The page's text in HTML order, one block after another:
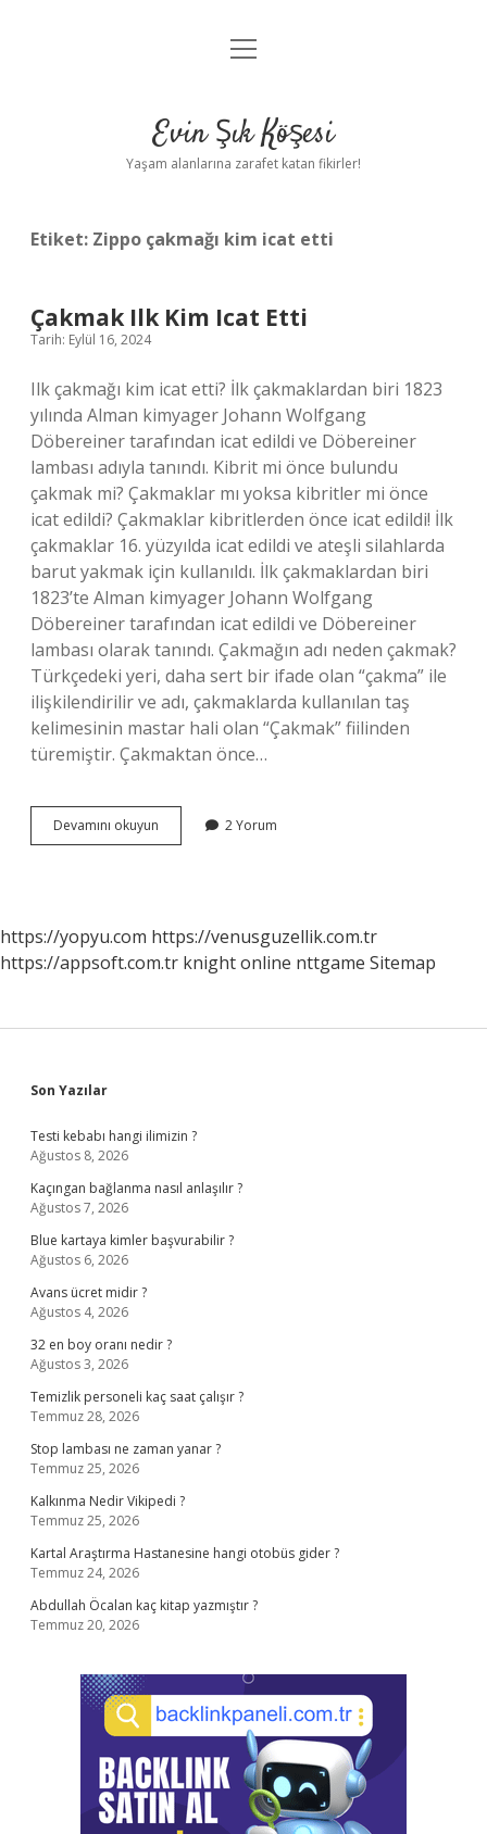
Anasayfa
Yasal Uyarı
menüyü
Evin Şık Köşesi
Yaşam alanlarına zarafet katan fikirler!
Etiket: Zippo çakmağı kim icat etti
Çakmak Ilk Kim Icat Etti
Tarih: Eylül 16, 2024
Ilk çakmağı kim icat etti? İlk çakmaklardan biri 1823
yılında Alman kimyager Johann Wolfgang
Döbereiner tarafından icat edildi ve Döbereiner
lambası adıyla tanındı. Kibrit mi önce bulundu
çakmak mi? Çakmaklar mı yoksa kibritler mi önce
icat edildi? Çakmaklar kibritlerden önce icat edildi! İlk
çakmaklar 16. yüzyılda icat edildi ve ateşli silahlarda
barut yakmak için kullanıldı. İlk çakmaklardan biri
1823’te Alman kimyager Johann Wolfgang
Döbereiner tarafından icat edildi ve Döbereiner
lambası olarak tanındı. Çakmağın adı neden çakmak?
Türkçedeki yeri, daha sert bir ifade olan “çakma” ile
ilişkilendirilir ve adı, çakmaklarda kullanılan taş
kelimesinin mastar hali olan “Çakmak” fiilinden
türemiştir. Çakmaktan önce…
Devamını okuyun Çakmak
Ilk
2 Yorum
https://yopyu.com https://venusguzellik.com.tr
https://appsoft.com.tr knight online nttgame Sitemap
Sidebar
Son Yazılar
Testi kebabı hangi ilimizin ?
Ağustos 8, 2026
Kaçıngan bağlanma nasıl anlaşılır ?
Ağustos 7, 2026
Blue kartaya kimler başvurabilir ?
Ağustos 6, 2026
Avans ücret midir ?
Ağustos 4, 2026
32 en boy oranı nedir ?
Ağustos 3, 2026
Temizlik personeli kaç saat çalışır ?
Temmuz 28, 2026
Stop lambası ne zaman yanar ?
Temmuz 25, 2026
Kalkınma Nedir Vikipedi ?
Temmuz 25, 2026
Kartal Araştırma Hastanesine hangi otobüs gider ?
Temmuz 24, 2026
Abdullah Öcalan kaç kitap yazmıştır ?
Temmuz 20, 2026